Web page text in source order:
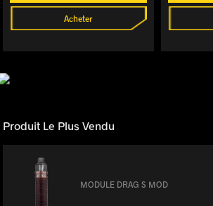
Acheter
Produit Le Plus Vendu
MODULE DRAG S MOD